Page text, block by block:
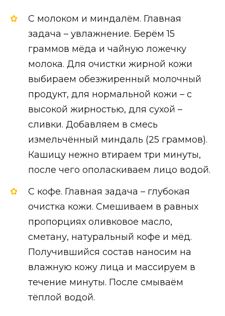
С молоком и миндалём. Главная
задача – увлажнение. Берём 15
граммов мёда и чайную ложечку
молока. Для очистки жирной кожи
выбираем обезжиренный молочный
продукт, для нормальной кожи – с
высокой жирностью, для сухой –
сливки. Добавляем в смесь
измельчённый миндаль (25 граммов).
Кашицу нежно втираем три минуты,
после чего ополаскиваем лицо водой.
С кофе. Главная задача – глубокая
очистка кожи. Смешиваем в равных
пропорциях оливковое масло,
сметану, натуральный кофе и мёд.
Получившийся состав наносим на
влажную кожу лица и массируем в
течение минуты. После смываём
тёплой водой.